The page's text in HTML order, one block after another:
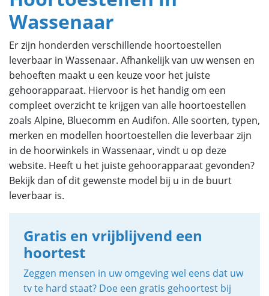
Wassenaar
Er zijn honderden verschillende hoortoestellen
leverbaar in Wassenaar. Afhankelijk van uw wensen en
behoeften maakt u een keuze voor het juiste
gehoorapparaat. Hiervoor is het handig om een
compleet overzicht te krijgen van alle hoortoestellen
zoals Alpine, Bluecomm en Audifon. Alle soorten, typen,
merken en modellen hoortoestellen die leverbaar zijn
in de hoorwinkels in Wassenaar, vindt u op deze
website. Heeft u het juiste gehoorapparaat gevonden?
Bekijk dan of dit gewenste model bij u in de buurt
leverbaar is.
Gratis en vrijblijvend een
hoortest
Zeggen mensen in uw omgeving wel eens dat uw
tv te hard staat? Doe een gratis gehoortest bij